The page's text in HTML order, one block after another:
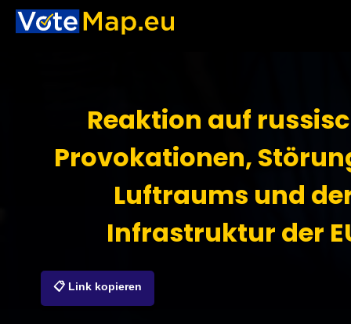
Reaktion auf
Provokationen,
Luftraums und
Infrastruktur der
📋 Link kopieren